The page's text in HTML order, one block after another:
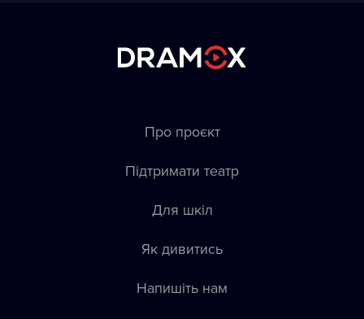
Про проєкт
Підтримати театр
Для шкіл
Як дивитись
Напишіть нам